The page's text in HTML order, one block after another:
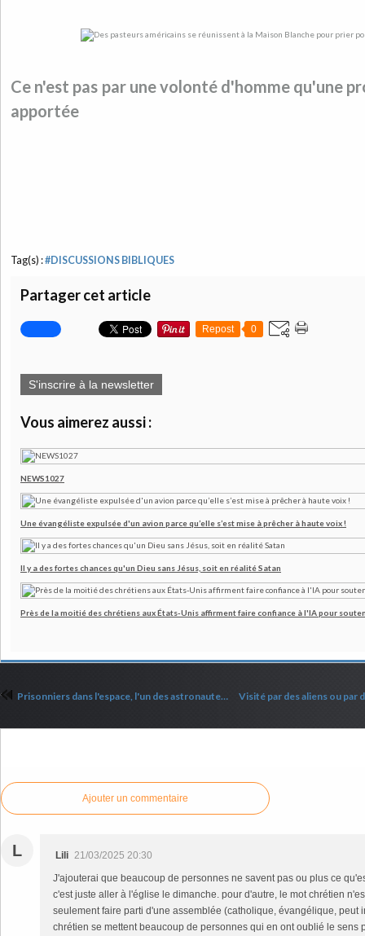
Ce n'est pas par une volonté d'homme qu'une
apportée
Tag(s) :#DISCUSSIONS BIBLIQUES
Partager cet article
Repost 0
S'inscrire à la newsletter
Vous aimerez aussi :
NEWS1027
Une évangéliste expulsée d'un avion parce qu’elle s’est mise à prêcher à haute voix !
Il y a des fortes chances qu'un Dieu sans Jésus, soit en réalité Satan
Près de la moitié des chrétiens aux États-Unis affirment faire confiance à l'IA pour
Prisonniers dans l'espace, l'un des astronautes en a profité pour parler de Jésus
Ajouter un commentaire
L Lili 21/03/2025 20:30
J'ajouterai que beaucoup de personnes ne savent pas ou plus ce
c'est juste aller à l'église le dimanche. pour d'autre, le mot chrétien
seulement faire parti d'une assemblée (catholique, évangélique, peut
chrétien se mettent beaucoup de personnes qui en ont oublié le sens